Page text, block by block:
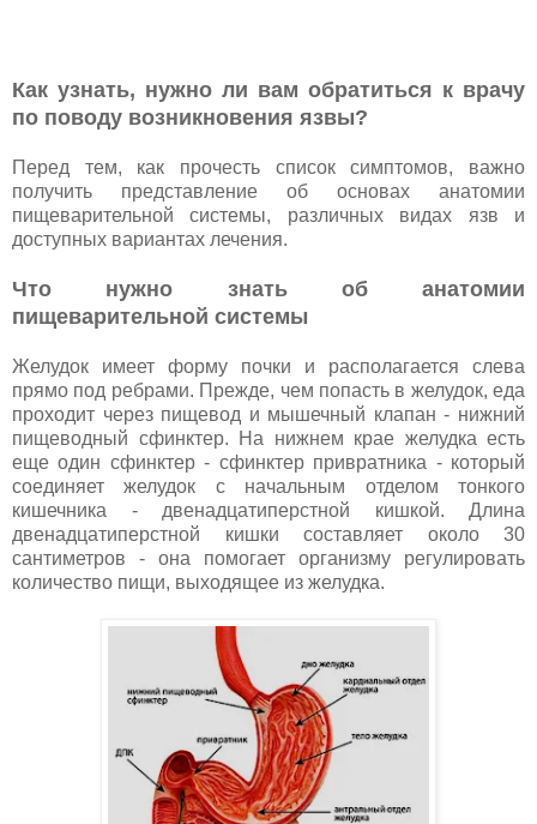
Как узнать, нужно ли вам обратиться к врачу
по поводу возникновения язвы?
Перед тем, как прочесть список симптомов, важно
получить представление об основах анатомии
пищеварительной системы, различных видах язв и
доступных вариантах лечения.
Что нужно знать об анатомии
пищеварительной системы
Желудок имеет форму почки и располагается слева
прямо под ребрами. Прежде, чем попасть в желудок, еда
проходит через пищевод и мышечный клапан - нижний
пищеводный сфинктер. На нижнем крае желудка есть
еще один сфинктер - сфинктер привратника - который
соединяет желудок с начальным отделом тонкого
кишечника - двенадцатиперстной кишкой. Длина
двенадцатиперстной кишки составляет около 30
сантиметров - она помогает организму регулировать
количество пищи, выходящее из желудка.